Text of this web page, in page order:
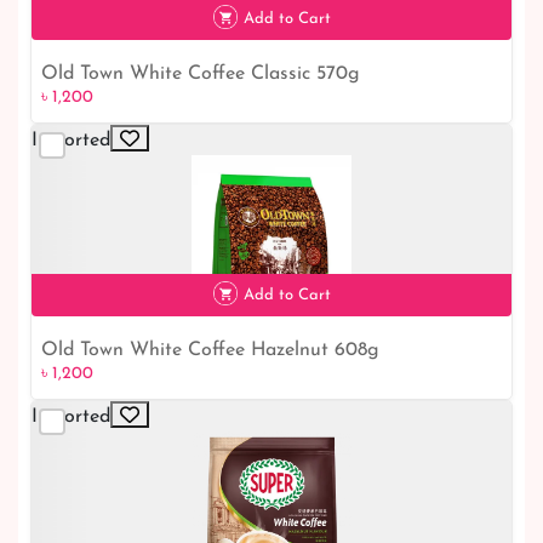
৳ 1,200
Add to Cart
Old Town White Coffee Classic 570g
৳ 1,200
Imported
৳ 1,200
Add to Cart
Old Town White Coffee Hazelnut 608g
৳ 1,200
Imported